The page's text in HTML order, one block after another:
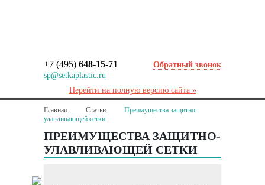
+7 (495) 648-15-71
sp@setkaplastic.ru
Обратный звонок
Перейти на полную версию сайта »
Главная Статьи
Преимущества защитно-
улавливающей сетки
ПРЕИМУЩЕСТВА ЗАЩИТНО-
УЛАВЛИВАЮЩЕЙ СЕТКИ